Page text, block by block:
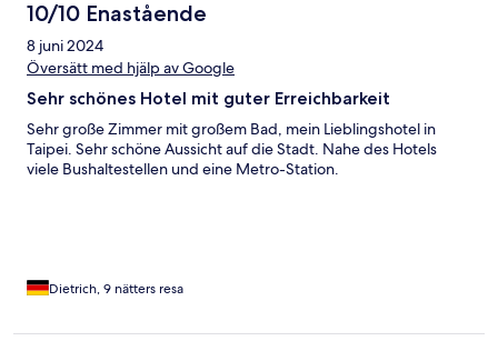
10/10 Enastående
8 juni 2024
Översätt med hjälp av Google
Sehr schönes Hotel mit guter Erreichbarkeit
Sehr große Zimmer mit großem Bad, mein Lieblingshotel in
Taipei. Sehr schöne Aussicht auf die Stadt. Nahe des Hotels
viele Bushaltestellen und eine Metro-Station.
Dietrich, 9 nätters resa